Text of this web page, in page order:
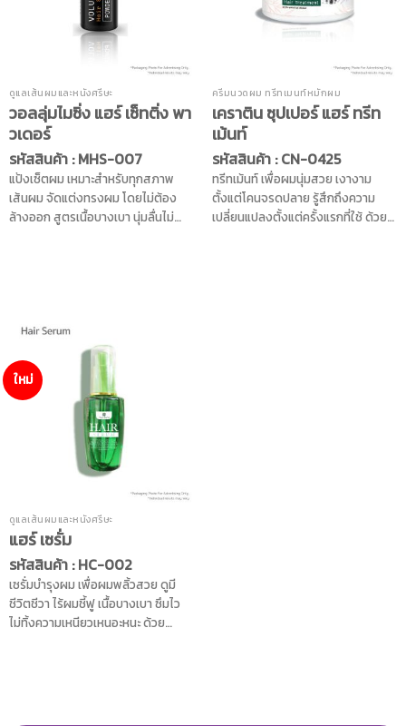
ดูแลเส้นผมและหนังศรีษะ
วอลลุ่มไมซิ่ง แฮร์ เซ็ทติ่ง พา
วเดอร์
รหัสสินค้า : MHS-007
แป้งเซ็ตผม เหมาะสำหรับทุกสภาพ
เส้นผม จัดแต่งทรงผม โดยไม่ต้อง
ล้างออก สูตรเนื้อบางเบา นุ่มลื่นไม่
และจัดแต่งทรงผมได้ตามความชอบ มี
ส่วนผสมจากน้ำมันอาร์แกนออร์แกนิค
น้ำมันโจโจ้บา และวิตามินอี ช่วยบำรุง
ผมให้นุ่มลื่น ปกป้องเส้นผมจาก
มลภาวะ และแสงแดด
ครีมนวดผม ทรีทเมนท์หมักผม
เคราติน ซุปเปอร์ แฮร์ ทรีท
เม้นท์
รหัสสินค้า : CN-0425
ทรีทเม้นท์ เพื่อผมนุ่มสวย เงางาม
ตั้งแต่โคนจรดปลาย รู้สึกถึงความ
เปลี่ยนแปลงตั้งแต่ครั้งแรกที่ใช้ ด้วย
ใหม่
ดูแลเส้นผมและหนังศรีษะ
แฮร์ เซรั่ม
รหัสสินค้า : HC-002
เซรั่มบำรุงผม เพื่อผมพลิ้วสวย ดูมี
ชีวิตชีวา ไร้ผมชี้ฟู เนื้อบางเบา ซึมไว
ไม่ทิ้งความเหนียวเหนอะหนะ ด้วย